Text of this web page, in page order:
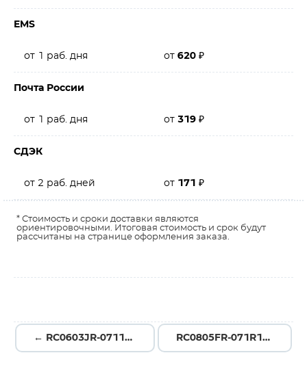
EMS
от 1 раб. дня от 620 ₽
Почта России
от 1 раб. дня от 319 ₽
СДЭК
от 2 раб. дней от 171 ₽
* Стоимость и сроки доставки являются
ориентировочными. Итоговая стоимость и срок будут
рассчитаны на странице оформления заказа.
← RC0603JR-07110KL RC0805FR-071R1L →